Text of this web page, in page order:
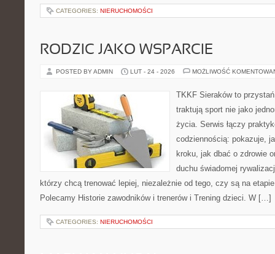
CATEGORIES: NIERUCHOMOŚCI
RODZIC JAKO WSPARCIE
POSTED BY ADMIN LUT - 24 - 2026 MOŻLIWOŚĆ
TKKF Sieraków to
traktują sport nie jako
życia. Serwis łączy
codziennością: pokazuje,
kroku, jak dbać o zdrowie
duchu świadomej
którzy chcą trenować lepiej, niezależnie od tego, czy są na
Polecamy Historie zawodników i trenerów i Trening dzieci. W […]
CATEGORIES: NIERUCHOMOŚCI